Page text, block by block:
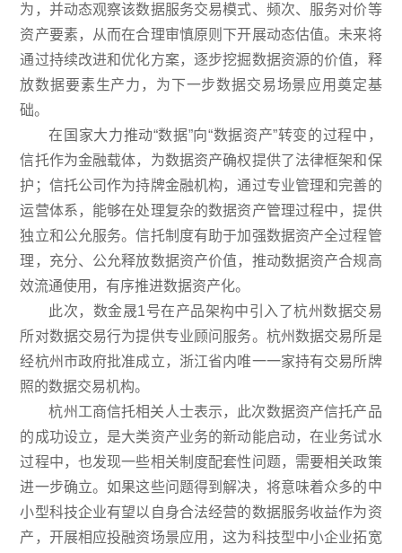
为，并动态观察该数据服务交易模式、频次、服务对价等
资产要素，从而在合理审慎原则下开展动态估值。未来将
通过持续改进和优化方案，逐步挖掘数据资源的价值，释
放数据要素生产力，为下一步数据交易场景应用奠定基
础。
在国家大力推动“数据”向“数据资产”转变的过程中，
信托作为金融载体，为数据资产确权提供了法律框架和保
护；信托公司作为持牌金融机构，通过专业管理和完善的
运营体系，能够在处理复杂的数据资产管理过程中，提供
独立和公允服务。信托制度有助于加强数据资产全过程管
理，充分、公允释放数据资产价值，推动数据资产合规高
效流通使用，有序推进数据资产化。
此次，数金晟1号在产品架构中引入了杭州数据交易
所对数据交易行为提供专业顾问服务。杭州数据交易所是
经杭州市政府批准成立，浙江省内唯一一家持有交易所牌
照的数据交易机构。
杭州工商信托相关人士表示，此次数据资产信托产品
的成功设立，是大类资产业务的新动能启动，在业务试水
过程中，也发现一些相关制度配套性问题，需要相关政策
进一步确立。如果这些问题得到解决，将意味着众多的中
小型科技企业有望以自身合法经营的数据服务收益作为资
产，开展相应投融资场景应用，这为科技型中小企业拓宽